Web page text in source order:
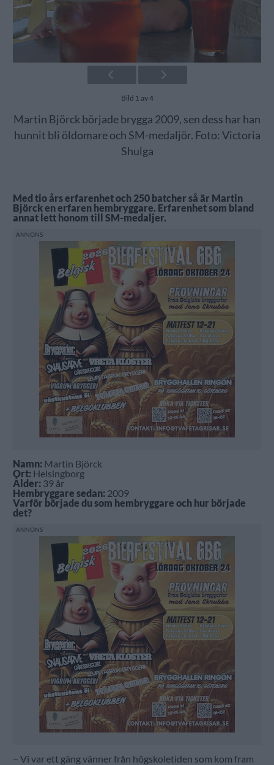
Bild 1 av 4
Martin Björck började brygga 2009, sen dess har han
hunnit bli öldomare och SM-medaljör. Foto: Victoria
Shulga
Med tio års erfarenhet och 250 batcher så är Martin
Björck en erfaren hembryggare. Erfarenhet som bland
annat lett honom till SM-medaljer.
Namn:Martin Björck
Ort:Helsingborg
Ålder:39 år
Hembryggare sedan:2009
Varför började du som hembryggare och hur började
det?
– Vi var ett gäng vänner från högskoletiden som kom fram